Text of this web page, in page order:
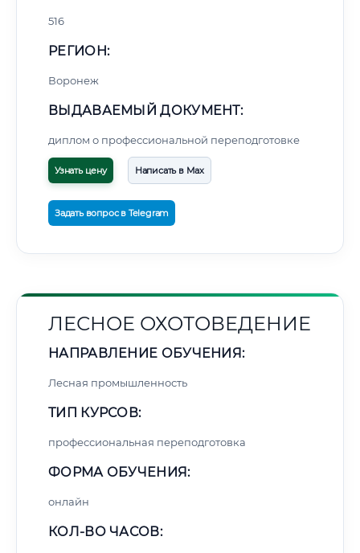
516
РЕГИОН:
Воронеж
ВЫДАВАЕМЫЙ ДОКУМЕНТ:
диплом о профессиональной переподготовке
Узнать цену Написать в Max
Задать вопрос в Telegram
ЛЕСНОЕ ОХОТОВЕДЕНИЕ
НАПРАВЛЕНИЕ ОБУЧЕНИЯ:
Лесная промышленность
ТИП КУРСОВ:
профессиональная переподготовка
ФОРМА ОБУЧЕНИЯ:
онлайн
КОЛ-ВО ЧАСОВ: